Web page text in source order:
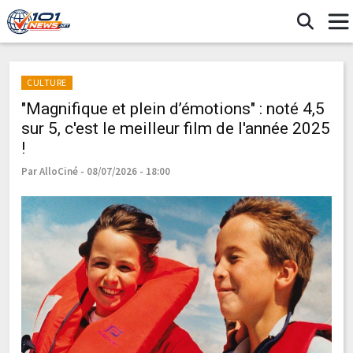
CULTURE
"Magnifique et plein d’émotions" : noté 4,5
sur 5, c'est le meilleur film de l'année 2025
!
Par AlloCiné - 08/07/2026 - 18:00